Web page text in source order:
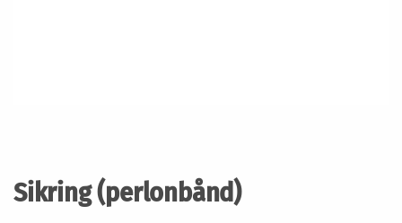
Sikring (perlonbånd)
af
billedgalleriet